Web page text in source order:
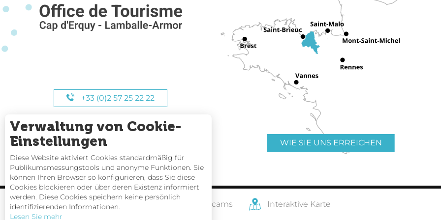
+33 (0)2 57 25 22 22
UNSERE STUNDEN
WIE SIE UNS ERREICHEN
Gezeitentafeln Webcams Interaktive Karte
Verwaltung von Cookie-
Einstellungen
Diese Website aktiviert Cookies standardmäßig für
Publikumsmessungstools und anonyme Funktionen. Sie
können Ihren Browser so konfigurieren, dass Sie diese
Cookies blockieren oder über deren Existenz informiert
werden. Diese Cookies speichern keine persönlich
identifizierenden Informationen.
Lesen Sie mehr